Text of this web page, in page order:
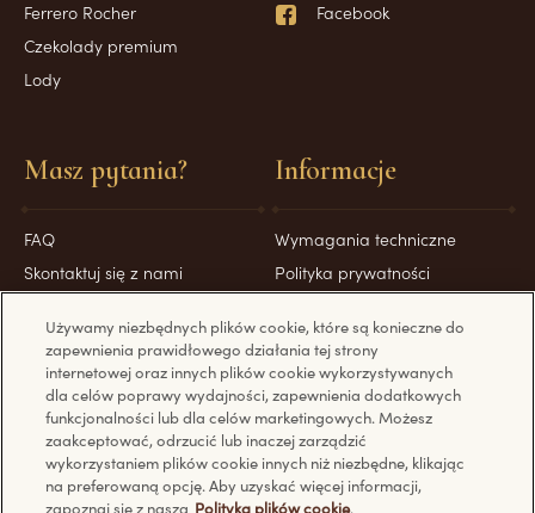
Ferrero Rocher
Czekolady premium
Lody
Masz pytania?
FAQ
Skontaktuj się z nami
Informacje
Wymagania techniczne
Polityka prywatności
Nota prawna
Regulamin świadczenia usług
drogą elektroniczną
Facebook
Używamy niezbędnych plików cookie, które są konieczne do
zapewnienia prawidłowego działania tej strony
internetowej oraz innych plików cookie wykorzystywanych
dla celów poprawy wydajności, zapewnienia dodatkowych
funkcjonalności lub dla celów marketingowych. Możesz
zaakceptować, odrzucić lub inaczej zarządzić
wykorzystaniem plików cookie innych niż niezbędne, klikając
na preferowaną opcję. Aby uzyskać więcej informacji,
zapoznaj się z naszą Polityką plików cookie.